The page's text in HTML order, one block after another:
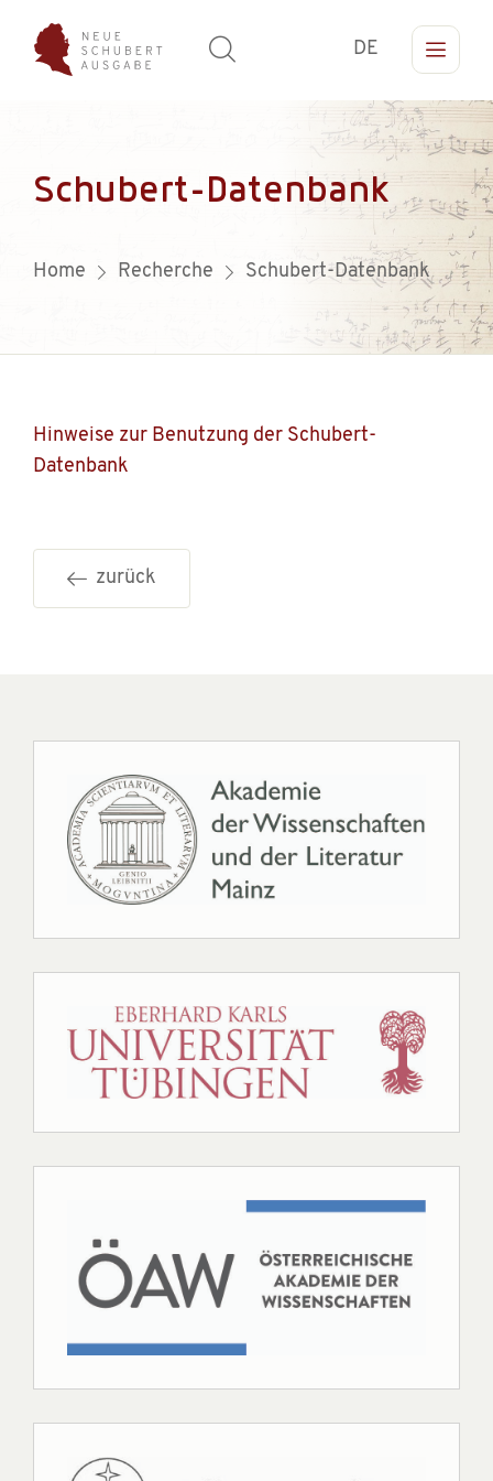
DE
Schubert-Datenbank
Home Recherche Schubert-Datenbank
Hinweise zur Benutzung der Schubert-
Datenbank
zurück